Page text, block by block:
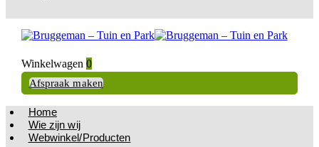
Winkelwagen 0
Afspraak maken
Home
Wie zijn wij
Webwinkel/Producten